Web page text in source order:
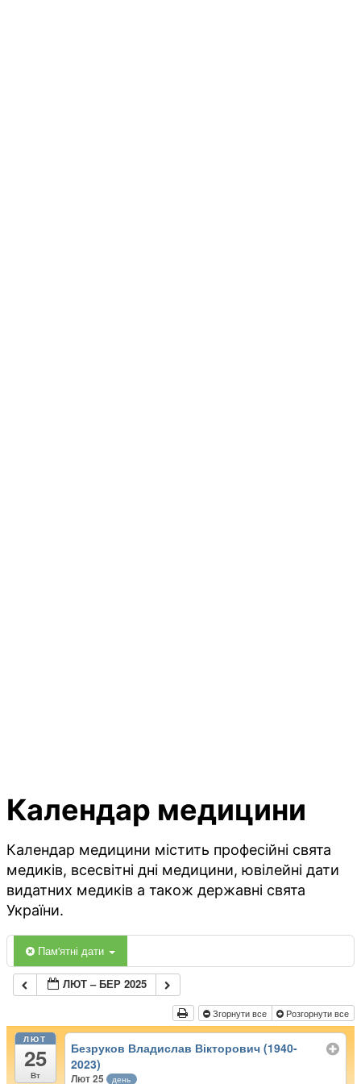
Календар медицини
Календар медицини містить професійні свята
медиків, всесвітні дні медицини, ювілейні дати
видатних медиків а також державні свята
України.
Пам'ятні дати
ЛЮТ – БЕР 2025
Згорнути все Розгорнути все
ЛЮТ
25
Вт
Безруков Владислав Вікторович (1940-
2023)
Лют 25 день